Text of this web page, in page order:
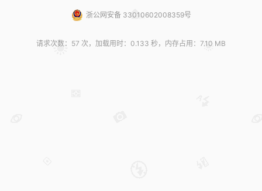
浙公网安备 33010602008359号
请求次数：57 次，加载用时：0.133 秒，内存占用：7.10 MB